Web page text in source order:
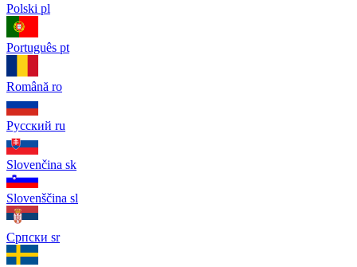
Polski pl
Português pt
Română ro
Русский ru
Slovenčina sk
Slovenščina sl
Српски sr